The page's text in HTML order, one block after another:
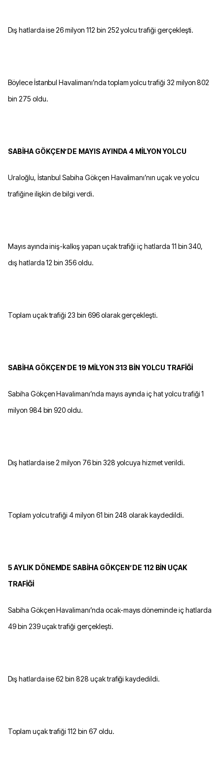
Dış hatlarda ise 26 milyon 112 bin 252 yolcu trafiği gerçekleşti.
Böylece İstanbul Havalimanı’nda toplam yolcu trafiği 32 milyon 802
bin 275 oldu.
SABİHA GÖKÇEN’DE MAYIS AYINDA 4 MİLYON YOLCU
Uraloğlu, İstanbul Sabiha Gökçen Havalimanı’nın uçak ve yolcu
trafiğine ilişkin de bilgi verdi.
Mayıs ayında iniş-kalkış yapan uçak trafiği iç hatlarda 11 bin 340,
dış hatlarda 12 bin 356 oldu.
Toplam uçak trafiği 23 bin 696 olarak gerçekleşti.
SABİHA GÖKÇEN’DE 19 MİLYON 313 BİN YOLCU TRAFİĞİ
Sabiha Gökçen Havalimanı’nda mayıs ayında iç hat yolcu trafiği 1
milyon 984 bin 920 oldu.
Dış hatlarda ise 2 milyon 76 bin 328 yolcuya hizmet verildi.
Toplam yolcu trafiği 4 milyon 61 bin 248 olarak kaydedildi.
5 AYLIK DÖNEMDE SABİHA GÖKÇEN’DE 112 BİN UÇAK
TRAFİĞİ
Sabiha Gökçen Havalimanı’nda ocak-mayıs döneminde iç hatlarda
49 bin 239 uçak trafiği gerçekleşti.
Dış hatlarda ise 62 bin 828 uçak trafiği kaydedildi.
Toplam uçak trafiği 112 bin 67 oldu.